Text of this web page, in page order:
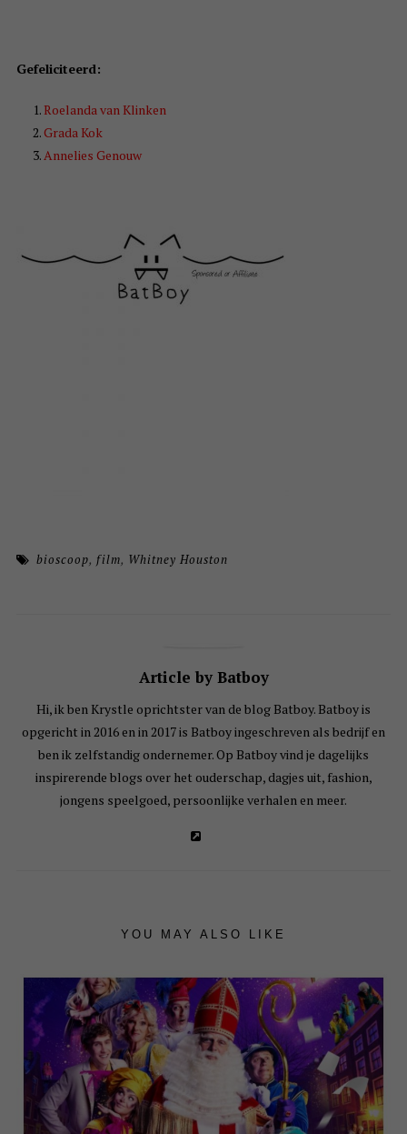
Gefeliciteerd:
Roelanda van Klinken
Grada Kok
Annelies Genouw
bioscoop, film, Whitney Houston
Article by Batboy
Hi, ik ben Krystle oprichtster van de blog Batboy. Batboy is
opgericht in 2016 en in 2017 is Batboy ingeschreven als bedrijf en
ben ik zelfstandig ondernemer. Op Batboy vind je dagelijks
inspirerende blogs over het ouderschap, dagjes uit, fashion,
jongens speelgoed, persoonlijke verhalen en meer.
YOU MAY ALSO LIKE